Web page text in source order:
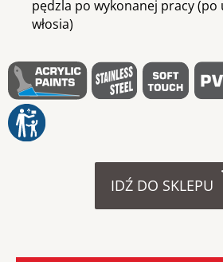
pędzla po wykonanej pracy (po
włosia)
IDŹ DO SKLEPU